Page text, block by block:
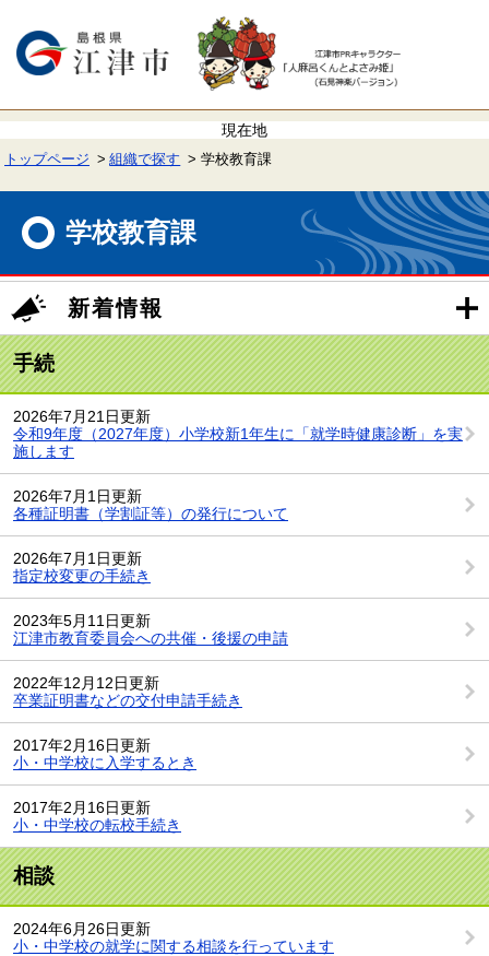
で
ば
本トップページ 組織で探す 学校教育課
学校教育課
新着情報
手続
2026年7月21日更新
令和9年度（2027年度）小学校新1年生に「就学時健康診断」を実
施します
2026年7月1日更新
各種証明書（学割証等）の発行について
2026年7月1日更新
指定校変更の手続き
2023年5月11日更新
江津市教育委員会への共催・後援の申請
2022年12月12日更新
卒業証明書などの交付申請手続き
2017年2月16日更新
小・中学校に入学するとき
2017年2月16日更新
小・中学校の転校手続き
相談
2024年6月26日更新
小・中学校の就学に関する相談を行っています